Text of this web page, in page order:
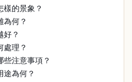
樣的景象？
為何？
好？
處理？
些注意事項？
途為何？